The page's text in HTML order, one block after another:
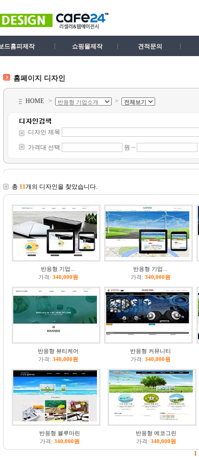
드홈피제작 쇼핑몰제작 견적문의
홈페이지 디자인
HOME > >
디자인 제목
가격대 선택 원 ~
총 11개의 디자인을 찾았습니다.
반응형 기업...
가격: 340,000원
반응형 기업...
가격: 340,000원
반응형 뷰티케어
가격: 340,000원
반응형 커뮤니티
가격: 340,000원
반응형 블루마린
가격: 340,000원
반응형 에코그린
가격: 340,000원
1